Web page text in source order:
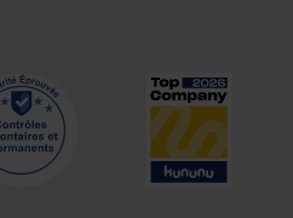
un
panneau de
tous les deux panneaux -
équiper chaque
luminaire. Comme vous le